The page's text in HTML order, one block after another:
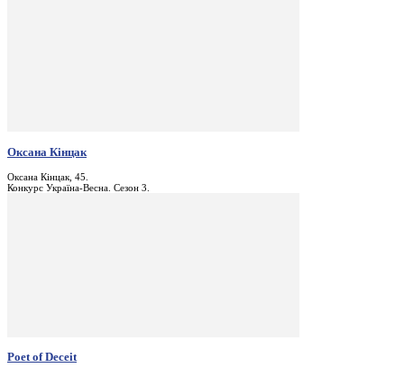
Оксана Кінцак
Оксана Кінцак, 45.
Конкурс Україна-Весна. Сезон 3.
Poet of Deceit